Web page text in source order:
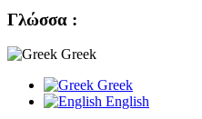
Γλώσσα :
Greek
Greek
English